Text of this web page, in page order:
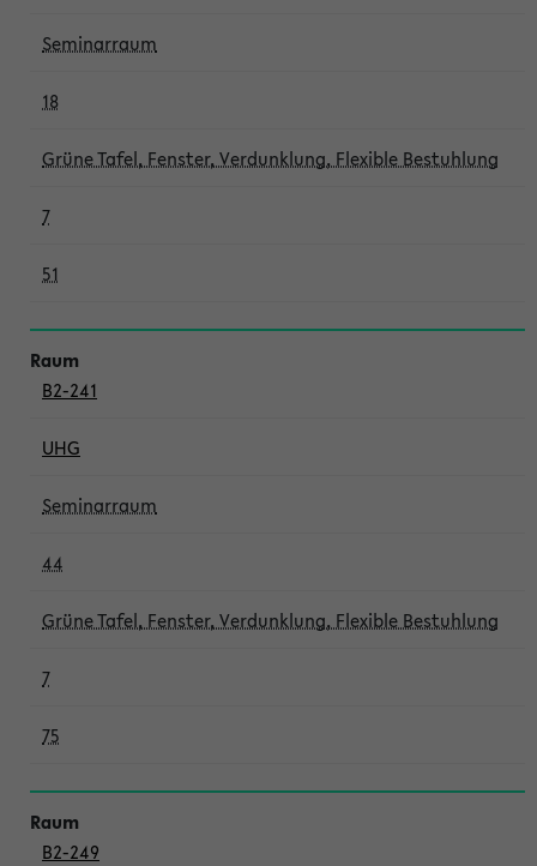
Seminarraum
18
Grüne Tafel, Fenster, Verdunklung, Flexible Bestuhlung
7
51
B2-241
UHG
Seminarraum
44
Grüne Tafel, Fenster, Verdunklung, Flexible Bestuhlung
7
75
B2-249